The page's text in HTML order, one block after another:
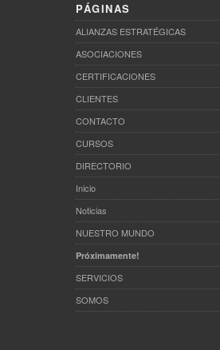
PÁGINAS
ALIANZAS ESTRATÉGICAS
ASOCIACIONES
CERTIFICACIONES
CLIENTES
CONTACTO
CURSOS
DIRECTORIO
Inicio
Noticias
NUESTRO MUNDO
Próximamente!
SERVICIOS
SOMOS